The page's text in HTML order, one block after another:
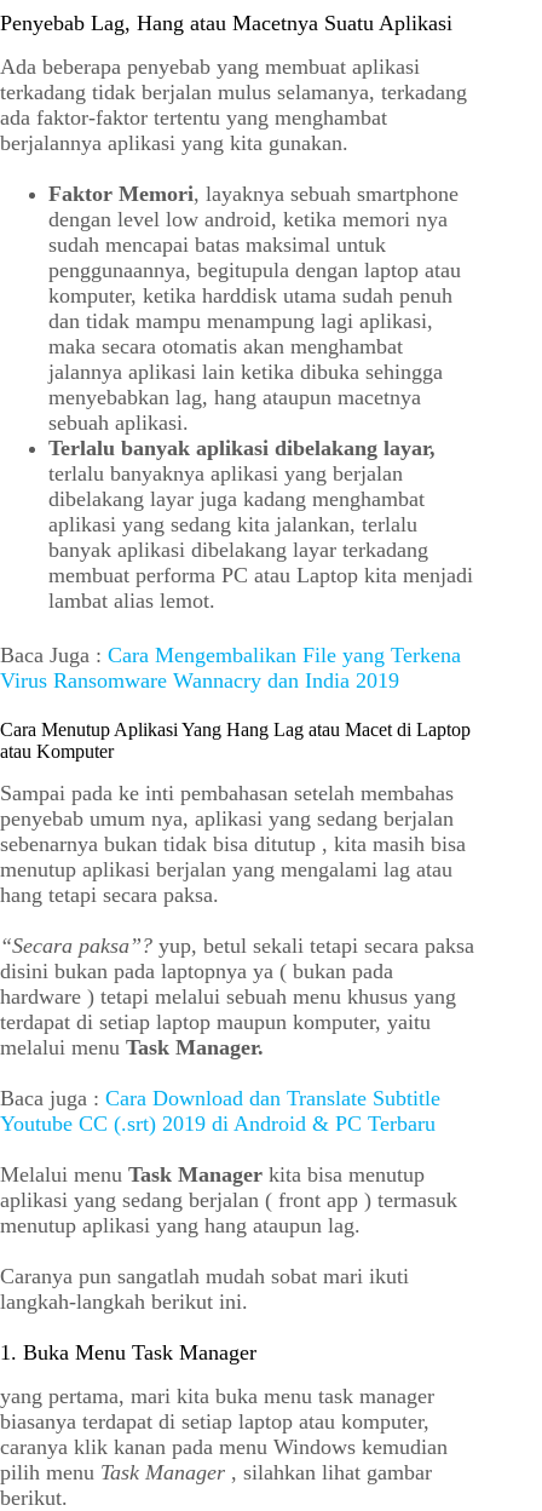
Penyebab Lag, Hang atau Macetnya Suatu Aplikasi
Ada beberapa penyebab yang membuat aplikasi
terkadang tidak berjalan mulus selamanya, terkadang
ada faktor-faktor tertentu yang menghambat
berjalannya aplikasi yang kita gunakan.
Faktor Memori, layaknya sebuah smartphone
dengan level low android, ketika memori nya
sudah mencapai batas maksimal untuk
penggunaannya, begitupula dengan laptop atau
komputer, ketika harddisk utama sudah penuh
dan tidak mampu menampung lagi aplikasi,
maka secara otomatis akan menghambat
jalannya aplikasi lain ketika dibuka sehingga
menyebabkan lag, hang ataupun macetnya
sebuah aplikasi.
Terlalu banyak aplikasi dibelakang layar,
terlalu banyaknya aplikasi yang berjalan
dibelakang layar juga kadang menghambat
aplikasi yang sedang kita jalankan, terlalu
banyak aplikasi dibelakang layar terkadang
membuat performa PC atau Laptop kita menjadi
lambat alias lemot.
Baca Juga : Cara Mengembalikan File yang Terkena
Virus Ransomware Wannacry dan India 2019
Cara Menutup Aplikasi Yang Hang Lag atau Macet di Laptop
atau Komputer
Sampai pada ke inti pembahasan setelah membahas
penyebab umum nya, aplikasi yang sedang berjalan
sebenarnya bukan tidak bisa ditutup , kita masih bisa
menutup aplikasi berjalan yang mengalami lag atau
hang tetapi secara paksa.
“Secara paksa”? yup, betul sekali tetapi secara paksa
disini bukan pada laptopnya ya ( bukan pada
hardware ) tetapi melalui sebuah menu khusus yang
terdapat di setiap laptop maupun komputer, yaitu
melalui menu Task Manager.
Baca juga : Cara Download dan Translate Subtitle
Youtube CC (.srt) 2019 di Android & PC Terbaru
Melalui menu Task Manager kita bisa menutup
aplikasi yang sedang berjalan ( front app ) termasuk
menutup aplikasi yang hang ataupun lag.
Caranya pun sangatlah mudah sobat mari ikuti
langkah-langkah berikut ini.
1. Buka Menu Task Manager
yang pertama, mari kita buka menu task manager
biasanya terdapat di setiap laptop atau komputer,
caranya klik kanan pada menu Windows kemudian
pilih menu Task Manager , silahkan lihat gambar
berikut.